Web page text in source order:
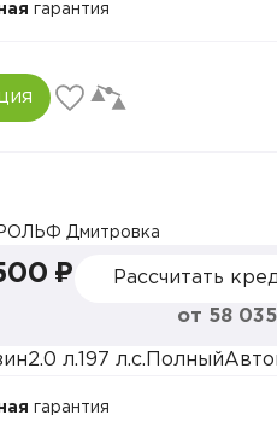
гарантия
РОЛЬФ Дмитровка
₽ Рассчитать
от 58
2.0 л. 197 л.с. Полный
гарантия